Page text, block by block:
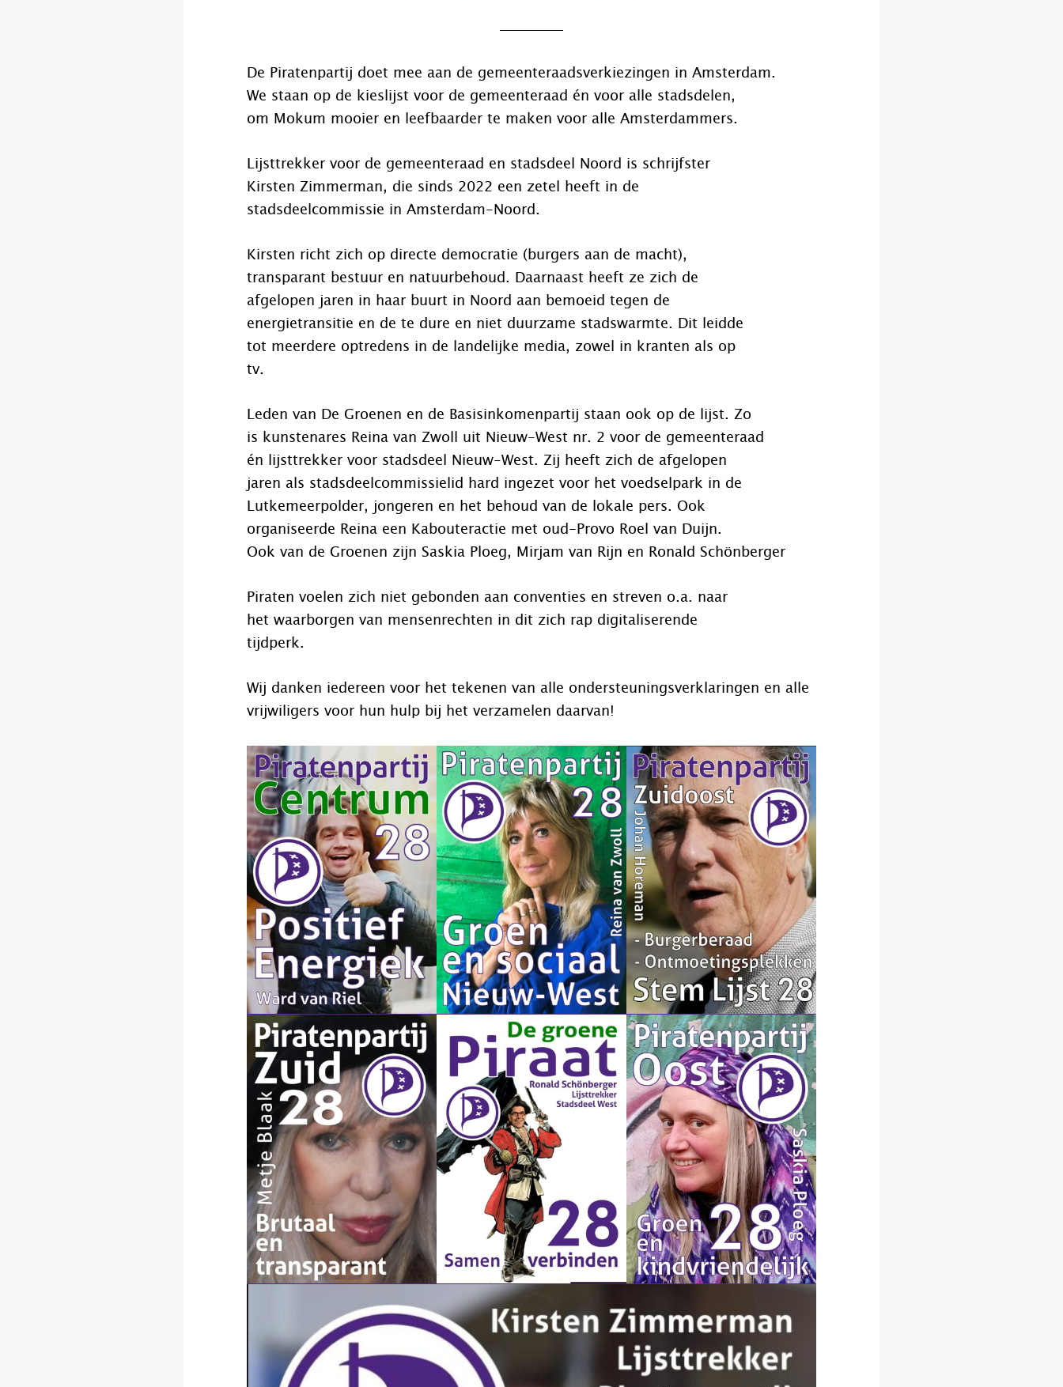
De Piratenpartij doet mee aan de gemeenteraadsverkiezingen in Amsterdam.
We staan op de kieslijst voor de gemeenteraad én voor alle stadsdelen,
om Mokum mooier en leefbaarder te maken voor alle Amsterdammers.
Lijsttrekker voor de gemeenteraad en stadsdeel Noord is schrijfster
Kirsten Zimmerman, die sinds 2022 een zetel heeft in de
stadsdeelcommissie in Amsterdam-Noord.
Kirsten richt zich op directe democratie (burgers aan de macht),
transparant bestuur en natuurbehoud. Daarnaast heeft ze zich de
afgelopen jaren in haar buurt in Noord aan bemoeid tegen de
energietransitie en de te dure en niet duurzame stadswarmte. Dit leidde
tot meerdere optredens in de landelijke media, zowel in kranten als op
tv.
Leden van De Groenen en de Basisinkomenpartij staan ook op de lijst. Zo
is kunstenares Reina van Zwoll uit Nieuw-West nr. 2 voor de gemeenteraad
én lijsttrekker voor stadsdeel Nieuw-West. Zij heeft zich de afgelopen
jaren als stadsdeelcommissielid hard ingezet voor het voedselpark in de
Lutkemeerpolder, jongeren en het behoud van de lokale pers. Ook
organiseerde Reina een Kabouteractie met oud-Provo Roel van Duijn.
Ook van de Groenen zijn Saskia Ploeg, Mirjam van Rijn en Ronald Schönberger
Piraten voelen zich niet gebonden aan conventies en streven o.a. naar
het waarborgen van mensenrechten in dit zich rap digitaliserende
tijdperk.
Wij danken iedereen voor het tekenen van alle ondersteuningsverklaringen en alle
vrijwiligers voor hun hulp bij het verzamelen daarvan!